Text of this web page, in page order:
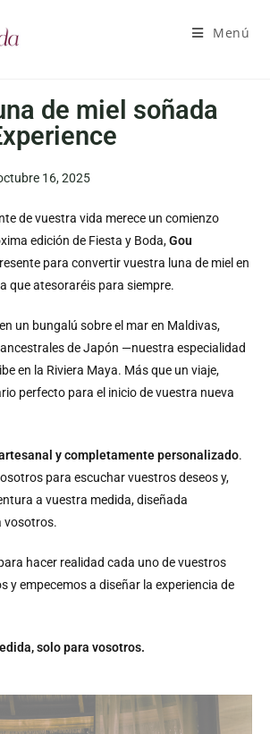
Menú
de miel soñada
16, 2025
de vuestra vida merece un comienzo
edición de Fiesta y Boda,Gou
para convertir vuestra luna de miel en
que atesoraréis para siempre.
un bungalú sobre el mar en Maldivas,
de Japón —nuestra especialidad
en la Riviera Maya. Más que un viaje,
perfecto para el inicio de vuestra nueva
y completamente personalizado.
para escuchar vuestros deseos y,
a vuestra medida, diseñada
vosotros.
hacer realidad cada uno de vuestros
y empecemos a diseñar la experiencia de
solo para vosotros.